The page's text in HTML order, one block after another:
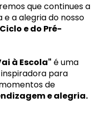
que continues a
e a alegria do nosso
Ciclo e do Pré-
à Escola" é uma
para
de
e alegria.